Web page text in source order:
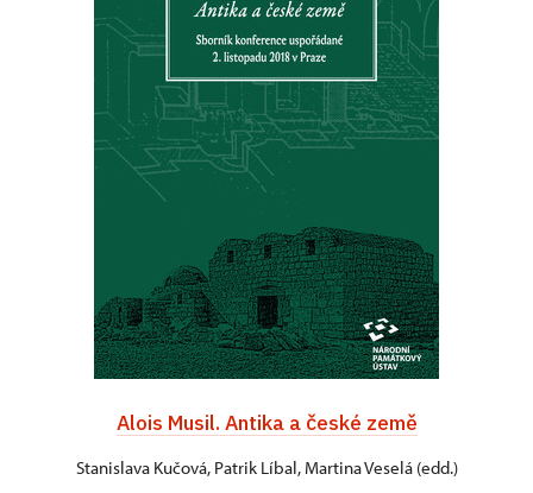
Alois Musil. Antika a české země
Stanislava Kučová, Patrik Líbal, Martina Veselá (edd.)